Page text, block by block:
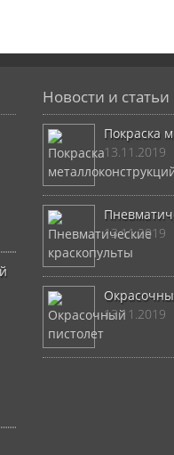
Новости и статьи
Покраска
13.11.2019
13.11.2019
13.11.2019